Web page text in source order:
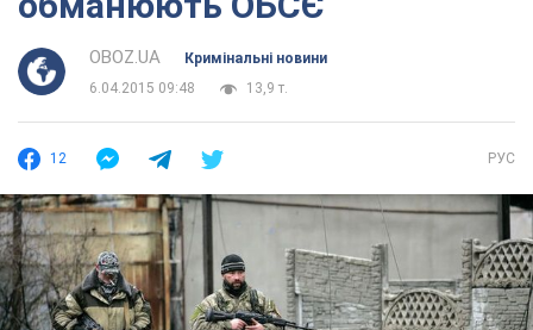
OBOZ.UA
Кримінальні новини
6.04.2015 09:48
13,9 т.
12 РУС